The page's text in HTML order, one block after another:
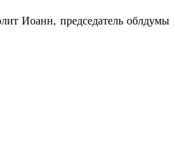
Иоанн, председатель облдумы